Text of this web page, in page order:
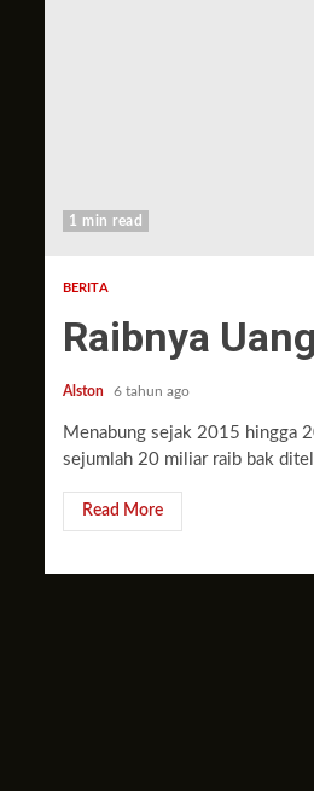
1 min read
BERITA
Raibnya
Alston 6 tahun ago
Menabung sejak 2015 hingga
sejumlah 20 miliar raib bak
Read More